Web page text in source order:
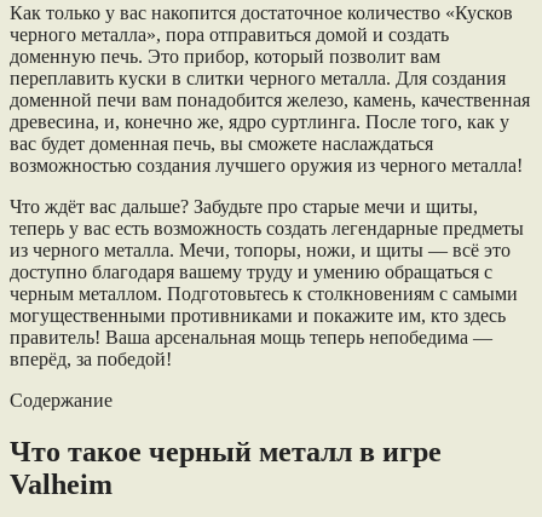
Как только у вас накопится достаточное количество «Кусков
черного металла», пора отправиться домой и создать
доменную печь. Это прибор, который позволит вам
переплавить куски в слитки черного металла. Для создания
доменной печи вам понадобится железо, камень, качественная
древесина, и, конечно же, ядро суртлинга. После того, как у
вас будет доменная печь, вы сможете наслаждаться
возможностью создания лучшего оружия из черного металла!
Что ждёт вас дальше? Забудьте про старые мечи и щиты,
теперь у вас есть возможность создать легендарные предметы
из черного металла. Мечи, топоры, ножи, и щиты — всё это
доступно благодаря вашему труду и умению обращаться с
черным металлом. Подготовьтесь к столкновениям с самыми
могущественными противниками и покажите им, кто здесь
правитель! Ваша арсенальная мощь теперь непобедима —
вперёд, за победой!
Содержание
Что такое черный металл в игре
Valheim